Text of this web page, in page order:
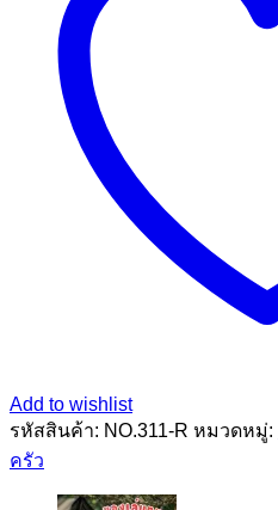
Add to wishlist
รหัสสินค้า: NO.311-R หมวดหมู่:
ครัว